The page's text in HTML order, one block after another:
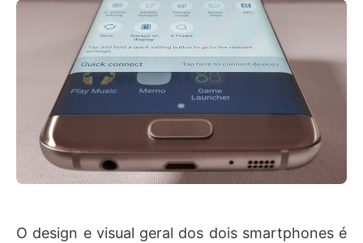
O design e visual geral dos dois smartphones é